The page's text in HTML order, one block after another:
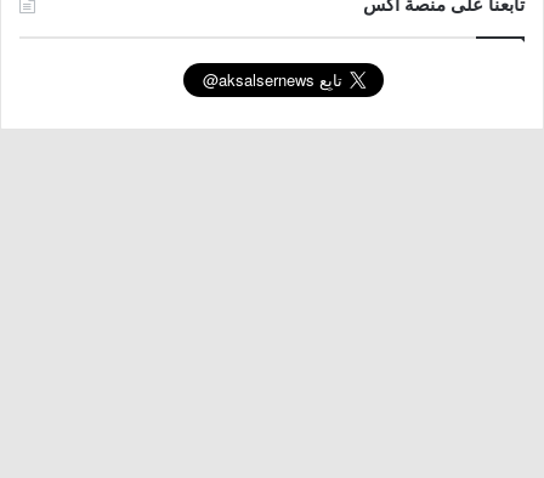
تابعنا على منصة اكس